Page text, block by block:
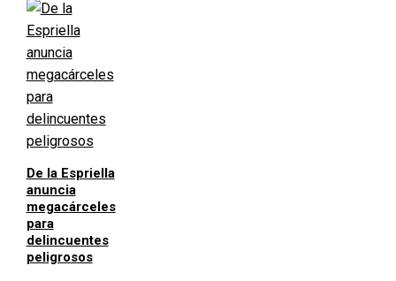
De la Espriella
anuncia
megacárceles
para
delincuentes
peligrosos